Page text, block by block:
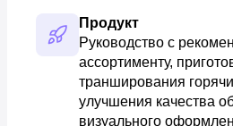
Продукт
Руководство с
ассортименту,
транширования
улучшения качества
визуального